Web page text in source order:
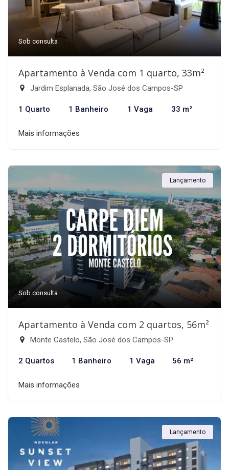
Sob consulta
Apartamento à Venda com 1 quarto, 33m²
Jardim Esplanada, São José dos Campos-SP
1 Quarto 1 Banheiro 1 Vaga 33 m²
Mais informações
Lançamento
Sob consulta
Apartamento à Venda com 2 quartos, 56m²
Monte Castelo, São José dos Campos-SP
2 Quartos 1 Banheiro 1 Vaga 56 m²
Mais informações
Lançamento